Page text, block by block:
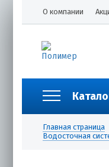
О компании
Главная страница
Водосточная